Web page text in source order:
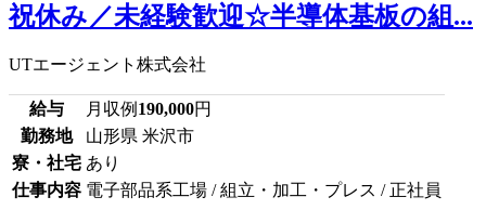
祝休み／未経験歓迎☆半導体基板の組...
UTエージェント株式会社
給与 月収例 190,000円
勤務地
山形県 米沢市
寮・社宅 あり
仕事内容 電子部品系工場 / 組立・加工・プレス / 正社員